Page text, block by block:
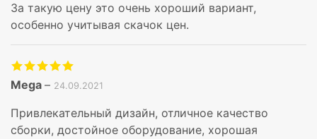
Wi-Fi
Bluetooth
Проводной интерфейс
Тыловая камера, МПикс
За такую цену это очень хороший вариант,
особенно учитывая скачок цен.
Mega – 24.09.2021
Привлекательный дизайн, отличное качество
сборки, достойное оборудование, хорошая